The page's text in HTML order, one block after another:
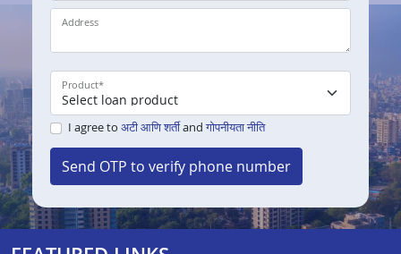
Address
Product*
I agree to अटी आणि शर्तीand गोपनीयता नीति
Send OTP to verify phone number